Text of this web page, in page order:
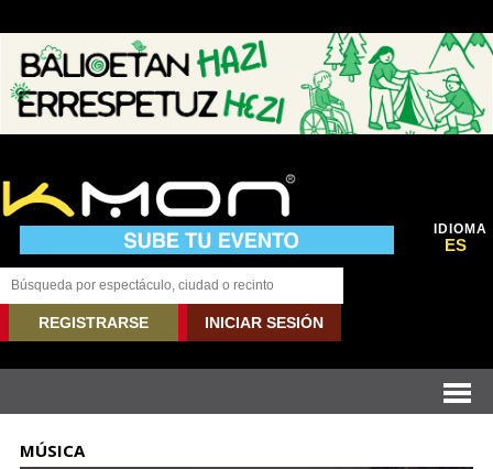
IDIOMA
ES
REGISTRARSE INICIAR SESIÓN
MÚSICA